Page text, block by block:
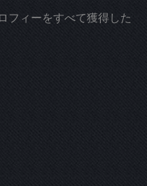
フィーをすべて獲得した